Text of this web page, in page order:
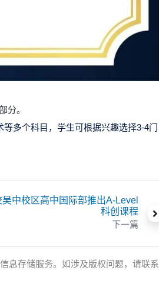
分。
多个科目，学生可根据兴趣选择3-4门
中校区高中国际部推出A-Level
科创课程
下一篇
息存储服务。如涉及版权问题，请联系